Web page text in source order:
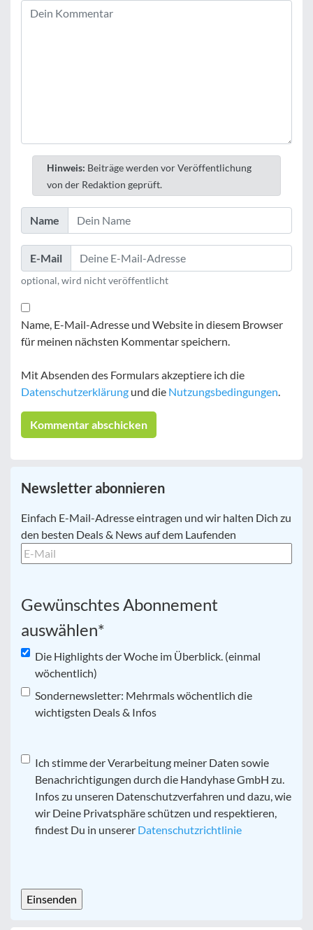
Hinweis: Beiträge werden vor Veröffentlichung
von der Redaktion geprüft.
Name
E-Mail
optional, wird nicht veröffentlicht
Name, E-Mail-Adresse und Website in diesem Browser
für meinen nächsten Kommentar speichern.
Mit Absenden des Formulars akzeptiere ich die
Datenschutzerklärung und die Nutzungsbedingungen
Newsletter abonnieren
E-
Mail *
Einfach E-Mail-Adresse eintragen und wir halten Dich zu
den besten Deals & News auf dem Laufenden
Gewünschtes Abonnement
auswählen*
Die Highlights der Woche im Überblick. (einmal
wöchentlich)
Sondernewsletter: Mehrmals wöchentlich die
wichtigsten Deals & Infos
Datenschutz*
Ich stimme der Verarbeitung meiner Daten sowie
Benachrichtigungen durch die Handyhase GmbH zu.
Infos zu unseren Datenschutzverfahren und dazu, wie
wir Deine Privatsphäre schützen und respektieren,
findest Du in unserer Datenschutzrichtlinie